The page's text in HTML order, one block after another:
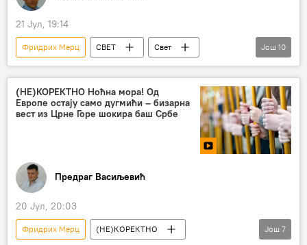
21 Јул, 19:14
Фридрих Мерц СВЕТ
Свет
Свет – политика
Француска
Немачка
санкције
антируске санкције
приговори
Још 10
(НЕ)КОРЕКТНО Ноћна мора! Од
Европе остају само дугмићи – бизарна
вест из Црне Горе шокира баш Србе
Предраг Васиљевић
20 Јул, 20:03
Фридрих Мерц
(НЕ)КОРЕКТНО
Још 7